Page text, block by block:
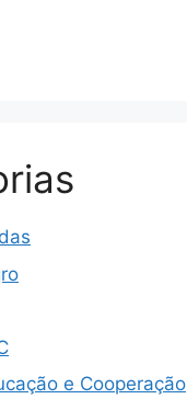
e Cooperação